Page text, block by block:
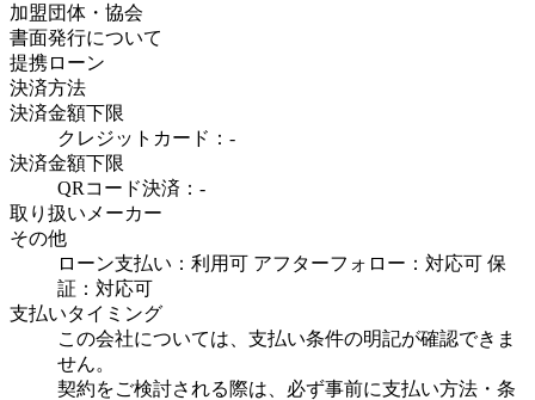
加盟団体・協会
書面発行について
提携ローン
決済方法
決済金額下限
クレジットカード：-
決済金額下限
QRコード決済：-
取り扱いメーカー
その他
ローン支払い：利用可 アフターフォロー：対応可 保
証：対応可
支払いタイミング
この会社については、支払い条件の明記が確認できま
せん。
契約をご検討される際は、必ず事前に支払い方法・条